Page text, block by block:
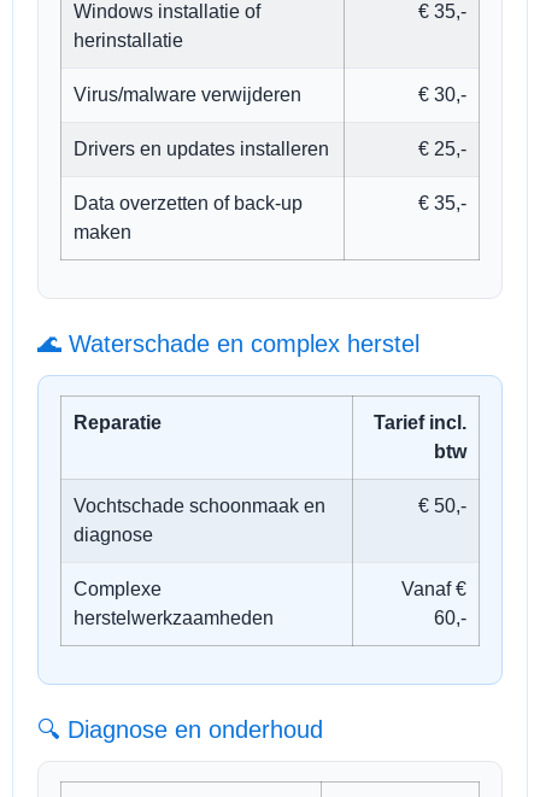
Windows installatie of
herinstallatie
€ 35,-
Virus/malware verwijderen € 30,-
Drivers en updates installeren € 25,-
Data overzetten of back-up
maken
€ 35,-
🌊 Waterschade en complex herstel
Reparatie
Tarief incl.
btw
Vochtschade schoonmaak en
diagnose
€ 50,-
Complexe
herstelwerkzaamheden
Vanaf €
60,-
🔍 Diagnose en onderhoud